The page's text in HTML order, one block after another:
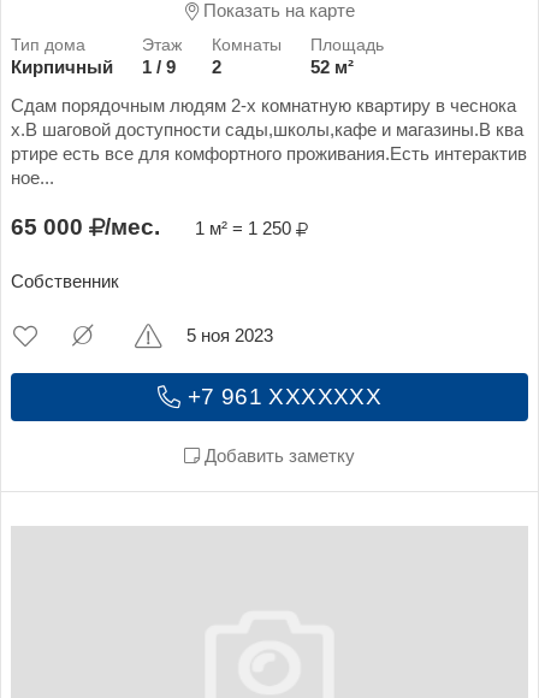
Показать на карте
Кирпичный 1 / 9 2
52 м²
Сдам порядочным людям 2-х комнатную квартиру в чеснока
х.В шаговой доступности сады,школы,кафе и магазины.В ква
ртире есть все для комфортного проживания.Есть интерактив
ное...
65 000 /мес. 1 м² = 1 250
Собственник
+7 961 XXXXXXX
Добавить заметку
5 ноя 2023